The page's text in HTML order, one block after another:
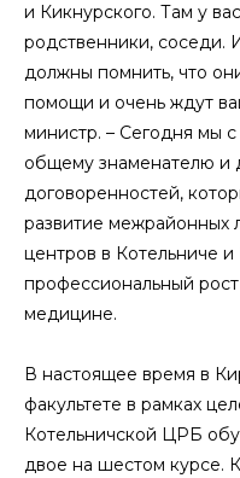
и Кикнурского. Там у
родственники, соседи.
должны помнить, что
помощи и очень ждут
министр. – Сегодня мы
общему знаменателю и
договоренностей,
развитие межрайонных
центров в Котельниче
профессиональный
медицине.
В настоящее время в
факультете в рамках
Котельничской ЦРБ
двое на шестом курсе.